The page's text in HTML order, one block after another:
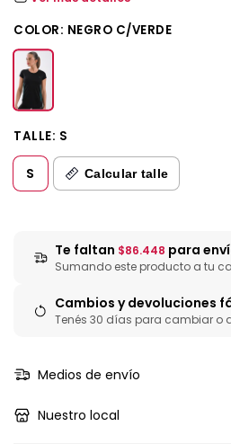
COLOR: NEGRO C/VERDE
TALLE: S
S Calcular talle
Te faltan $86.448 para
Sumando este producto a tu
Cambios y devoluciones
Tenés 30 días para cambiar o
Medios de envío
Nuestro local